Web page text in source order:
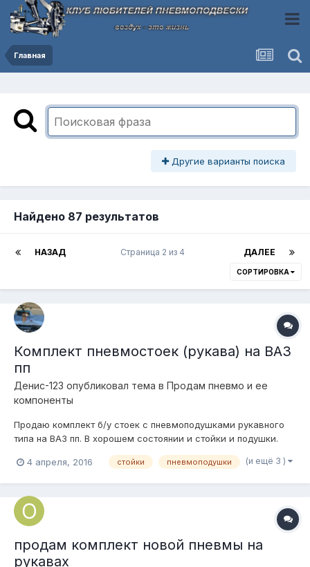
Главная
Другие варианты поиска
Найдено 87 результатов
НАЗАД ДАЛЕЕ
Страница 2 из 4
СОРТИРОВКА
Комплект пневмостоек (рукава) на ВАЗ
пп
Денис-123 опубликовал тема в Продам пневмо и ее
компоненты
Продаю комплект б/у стоек с пневмоподушками рукавного
типа на ВАЗ пп. В хорошем состоянии и стойки и подушки.
подтерты колесом (на фото видно). Сам на них не ездил! По
Денис. Если будет нуж...
4 апреля, 2016 стойки пневмоподушки (и ещё 3 )
продам комплект новой пневмы на
рукавах